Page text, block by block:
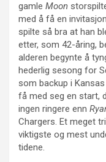
gamle Moon
med å få en
spilte så bra at han
etter, som 42-åring,
alderen begynte å
hederlig sesong for
som backup i
få med seg en start,
ingen ringere enn
Chargers. Et meget
viktigste og mest
tidene.